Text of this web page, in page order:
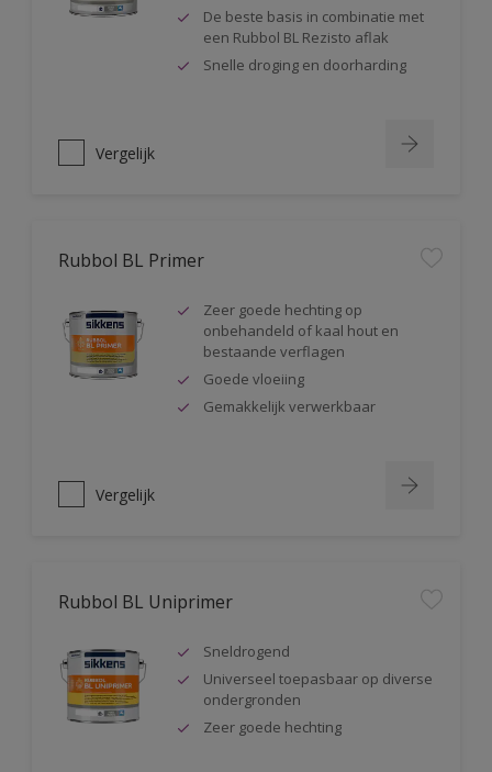
De beste basis in combinatie met
een Rubbol BL Rezisto aflak
Snelle droging en doorharding
Vergelijk
Rubbol BL Primer
Zeer goede hechting op
onbehandeld of kaal hout en
bestaande verflagen
Goede vloeiing
Gemakkelijk verwerkbaar
Vergelijk
Rubbol BL Uniprimer
Sneldrogend
Universeel toepasbaar op diverse
ondergronden
Zeer goede hechting